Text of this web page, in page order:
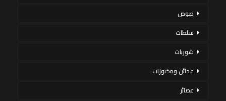
صوص
سلطات
شوربات
عجائن ومخبوزات
عصائر